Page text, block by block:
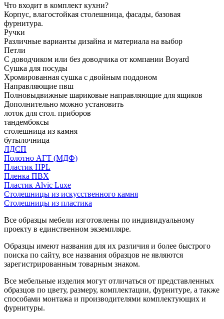
Что входит в комплект кухни?
Корпус, влагостойкая столешница, фасады, базовая
фурнитура.
Ручки
Различные варианты дизайна и материала на выбор
Петли
С доводчиком или без доводчика от компании Boyard
Сушка для посуды
Хромированная сушка с двойным поддоном
Направляющие пвш
Полновыдвижные шариковые направляющие для ящиков
Дополнительно можно установить
лоток для стол. приборов
тандембоксы
столешница из камня
бутылочница
ЛДСП
Полотно АГТ (МДФ)
Пластик HPL
Пленка ПВХ
Пластик Alvic Luxe
Столешницы из искусственного камня
Столешницы из пластика
Все образцы мебели изготовлены по индивидуальному
проекту в единственном экземпляре.
Образцы имеют названия для их различия и более быстрого
поиска по сайту, все названия образцов не являются
зарегистрированным товарным знаком.
Все мебельные изделия могут отличаться от представленных
образцов по цвету, размеру, комплектации, фурнитуре, а также
способами монтажа и производителями комплектующих и
фурнитуры.